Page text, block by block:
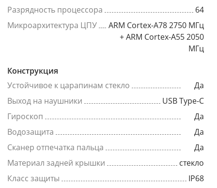
Разрядность процессора
64
Микроархитектура ЦПУ
ARM Cortex-A78 2750 МГц
+ ARM Cortex-A55 2050
МГц
Конструкция
Устойчивое к царапинам стекло
Да
Выход на наушники
USB Type-C
Гироскоп
Да
Водозащита
Да
Сканер отпечатка пальца
Да
Материал задней крышки
стекло
Класс защиты
IP68